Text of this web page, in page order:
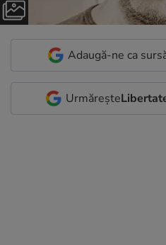
Adaugă-ne ca
Urmărește